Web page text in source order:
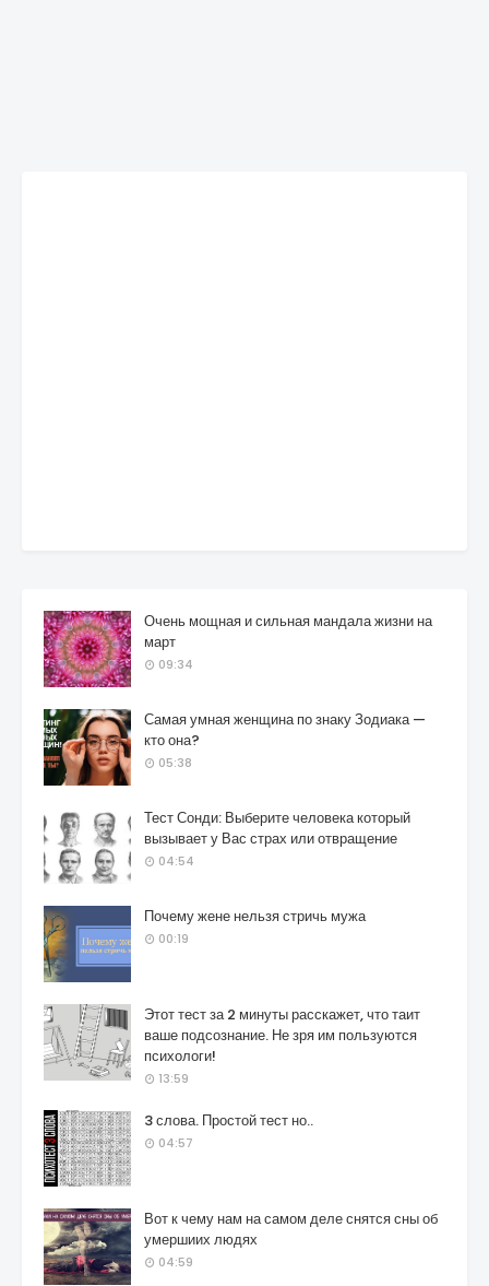
Очень мощная и сильная мандала жизни на
март
09:34
Самая умная женщина по знаку Зодиака —
кто она?
05:38
Тест Сонди: Выберите человека который
вызывает у Вас страх или отвращение
04:54
Почему жене нельзя стричь мужа
00:19
Этот тест за 2 минуты расскажет, что таит
ваше подсознание. Не зря им пользуются
психологи!
13:59
3 слова. Простой тест но..
04:57
Вот к чему нам на самом деле снятся сны об
умершиих людях
04:59